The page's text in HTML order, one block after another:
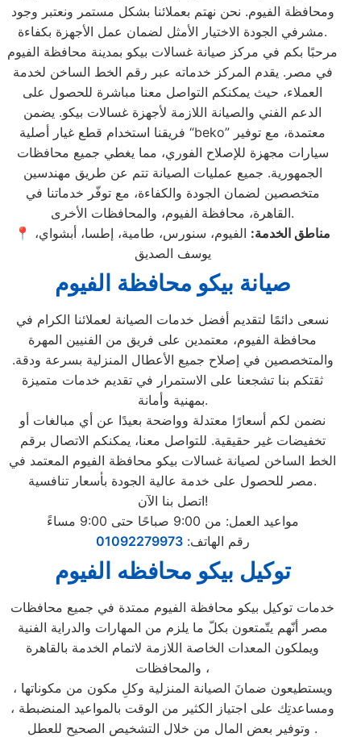
ومحافظة الفيوم. نحن نهتم بعملائنا بشكل مستمر ونعتبر وجود
مشرفي الجودة الاختيار الأمثل لضمان عمل الأجهزة بكفاءة.
مرحبًا بكم في مركز صيانة غسالات بيكو بمدينة محافظة الفيوم
في مصر. يقدم المركز خدماته عبر رقم الخط الساخن لخدمة
العملاء، حيث يمكنكم التواصل معنا مباشرة للحصول على
الدعم الفني والصيانة اللازمة لأجهزة غسالات بيكو. يضمن
فريقنا استخدام قطع غيار أصلية “beko” معتمدة، مع توفير
سيارات مجهزة للإصلاح الفوري، مما يغطي جميع محافظات
الجمهورية. جميع عمليات الصيانة تتم عن طريق مهندسين
متخصصين لضمان الجودة والكفاءة، مع توفّر خدماتنا في
القاهرة، محافظة الفيوم، والمحافظات الأخرى.
📍
مناطق الخدمة: الفيوم، سنورس، طامية، إطسا، أبشواي،
يوسف الصديق
صيانة بيكو محافظة الفيوم
نسعى دائمًا لتقديم أفضل خدمات الصيانة لعملائنا الكرام في
محافظة الفيوم، معتمدين على فريق من الفنيين المهرة
والمتخصصين في إصلاح جميع الأعطال المنزلية بسرعة ودقة.
ثقتكم بنا تشجعنا على الاستمرار في تقديم خدمات متميزة
بمهنية وأمانة.
نضمن لكم أسعارًا معتدلة وواضحة بعيدًا عن أي مبالغات أو
تخفيضات غير حقيقية. للتواصل معنا، يمكنكم الاتصال برقم
الخط الساخن لصيانة غسالات بيكو محافظة الفيوم المعتمد في
مصر للحصول على خدمة عالية الجودة بأسعار تنافسية.
اتصل بنا الآن!
مواعيد العمل: من 9:00 صباحًا حتى 9:00 مساءً
رقم الهاتف:01092279973
توكيل بيكو محافظه الفيوم
خدمات توكيل بيكو محافظة الفيوم ممتدة في جميع محافظات
مصر أنّهم يتّمتعون بكلّ ما يلزم من المهارات والدراية الفنية
ويملكون المعدات الخاصة اللازمة لاتمام الخدمة بالقاهرة
والمحافظات ،
ويستطيعون ضمانَ الصيانة المنزلية وكلِ مكون من مكوناتها ،
ومساعدتِك على اجتياز الكثير من الوقت بالمواعيد المنضبطة ،
وتوفير بعض المال من خلال التشخيص الصحيح للعطل .